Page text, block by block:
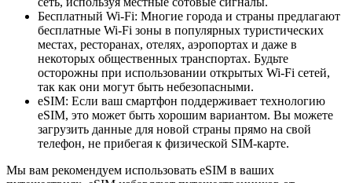
Бесплатный Wi-Fi: Многие города и страны предлагают
бесплатные Wi-Fi зоны в популярных туристических
местах, ресторанах, отелях, аэропортах и даже в
некоторых общественных транспортах. Будьте
осторожны при использовании открытых Wi-Fi сетей,
так как они могут быть небезопасными.
eSIM: Если ваш смартфон поддерживает технологию
eSIM, это может быть хорошим вариантом. Вы можете
загрузить данные для новой страны прямо на свой
телефон, не прибегая к физической SIM-карте.
Мы вам рекомендуем использовать eSIM в ваших